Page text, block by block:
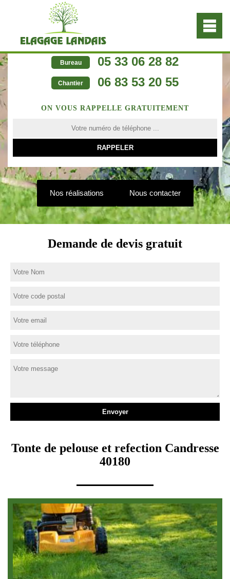
Bureau 05 33 06 28 82
Chantier 06 83 53 20 55
ON VOUS RAPPELLE GRATUITEMENT
Nos réalisations Nous contacter
Demande de devis gratuit
Tonte de pelouse et refection Candresse
40180